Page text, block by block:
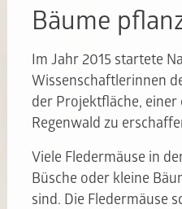
Bäume
Im Jahr 2015 startete
Wissenschaftlerinnen
der Projektfläche, einer
Regenwald zu
Viele Fledermäuse in
Büsche oder kleine
sind. Die Fledermäuse